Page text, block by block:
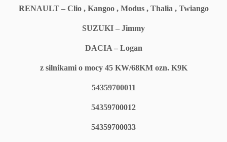
RENAULT – Clio , Kangoo , Modus , Thalia , Twiango
SUZUKI – Jimmy
DACIA – Logan
z silnikami o mocy 45 KW/68KM ozn. K9K
54359700011
54359700012
54359700033